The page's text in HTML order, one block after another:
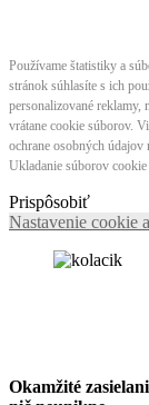
Používame štatistiky a
stránok súhlasíte s ich
personalizované reklamy,
vrátane cookie súborov.
ochrane osobných údajov
Ukladanie súborov
Prispôsobiť
Nastavenie cookie
Okamžité